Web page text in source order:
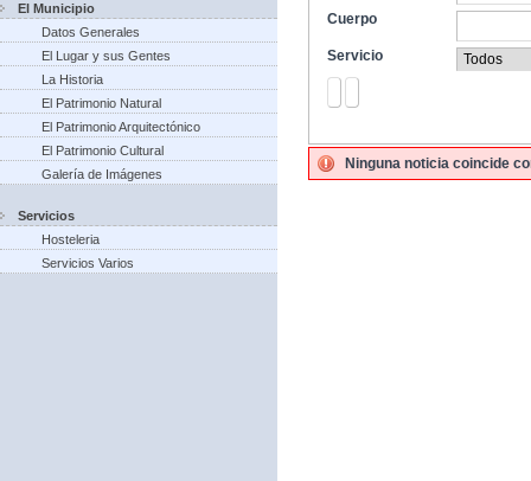
El Municipio
Datos Generales
El Lugar y sus Gentes
La Historia
El Patrimonio Natural
El Patrimonio Arquitectónico
El Patrimonio Cultural
Galería de Imágenes
Servicios
Hosteleria
Servicios Varios
Cuerpo
Servicio
Ninguna noticia coincide